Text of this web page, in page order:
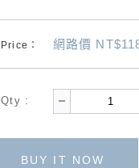
Price： 網路價
Qty :
BUY IT NOW